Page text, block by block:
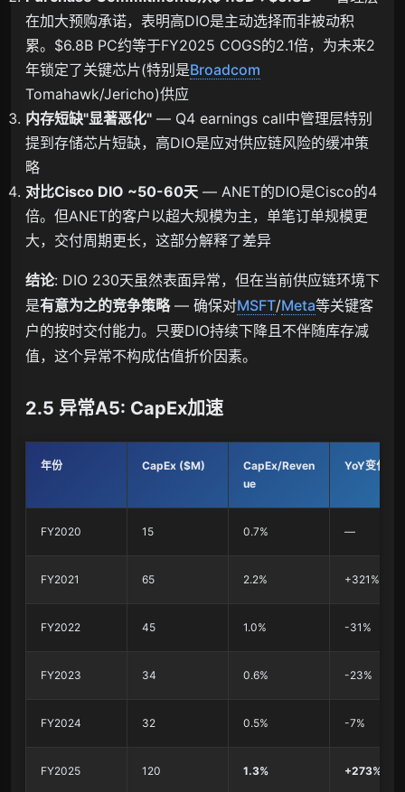
在加大预购承诺，表明高DIO是主动选择而非被动积
累。$6.8B PC约等于FY2025 COGS的2.1倍，为未来2
年锁定了关键芯片(特别是Broadcom
Tomahawk/Jericho)供应
内存短缺"显著恶化" — Q4 earnings call中管理层特别
提到存储芯片短缺，高DIO是应对供应链风险的缓冲策
略
对比Cisco DIO ~50-60天 — ANET的DIO是Cisco的4
倍。但ANET的客户以超大规模为主，单笔订单规模更
大，交付周期更长，这部分解释了差异
结论: DIO 230天虽然表面异常，但在当前供应链环境下
是有意为之的竞争策略— 确保对MSFT/Meta等关键客
户的按时交付能力。只要DIO持续下降且不伴随库存减
值，这个异常不构成估值折价因素。
2.5 异常A5: CapEx加速
年份 CapEx ($M)
CapEx/Reven
ue
YoY变化
FY2020 15 0.7% —
FY2021 65 2.2% +321%
FY2022 45 1.0% -31%
FY2023 34 0.6% -23%
FY2024 32 0.5% -7%
FY2025 120 1.3% +273%